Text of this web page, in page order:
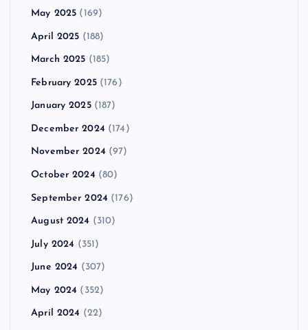
May 2025 (169)
April 2025 (188)
March 2025 (185)
February 2025(176)
January 2025(187)
December 2024 (174)
November 2024 (97)
October 2024 (80)
September 2024 (176)
August 2024 (310)
July 2024 (351)
June 2024 (307)
May 2024 (352)
April 2024 (22)